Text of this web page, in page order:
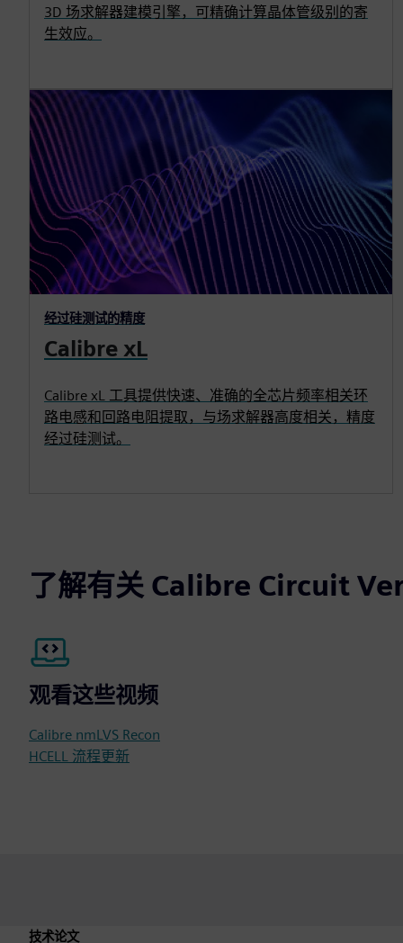
3D 场求解器建模引擎，可精确计算晶体管级别的寄
生效应。
经过硅测试的精度
Calibre xL
Calibre xL 工具提供快速、准确的全芯片频率相关环
路电感和回路电阻提取，与场求解器高度相关，精度
经过硅测试。
了解有关 Calibre Circuit
观看这些视频
Calibre nmLVS Recon
HCELL 流程更新
技术论文